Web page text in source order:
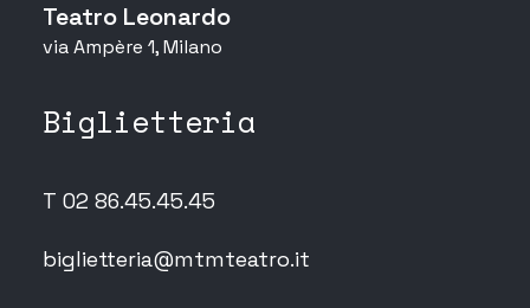
Teatro Leonardo
via Ampère 1, Milano
Biglietteria
T 02 86.45.45.45
biglietteria@mtmteatro.it